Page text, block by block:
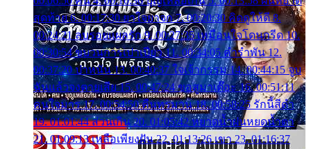
สุดท้าย 6. 00:17:30 ยาใจยาจก 7. 00:20:30 คิดดูให้ดี 8.
00:24:21 ลบรอยแผลรัก 9. 00:27:35 เหมือนใจโดนกรีด 10.
00:30:54 ขบวนการเปาเปียว 11. 00:34:05 คำรำพัน 12.
00:37:20 ปาหนัน 13. 00:40:37 ใจเจ้ากรรม 14. 00:44:15 จูบ
ฉันแล้วจงตายเสีย 15. 00:47:24 ขอสูมาเต๊อะ 16. 00:51:11
คนใจมาร 17. 00:54:50 คืนทรมาน 18. 00:58:25 รักนี้สีดำ
19. 01:01:44 ส่วนเกิน 20. 01:05:42 หยาดน้ำฝนหยดน้ำตา
21. 01:09:13 เหลือเพียงฝัน 22. 01:13:26 เขา 23. 01:16:37